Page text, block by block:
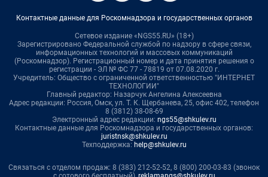
Контактные данные для Роскомнадзора и государственных органов
Сетевое издание «NGS55.RU» (18+)
Зарегистрировано Федеральной службой по надзору в сфере связи,
информационных технологий и массовых коммуникаций
(Роскомнадзор). Регистрационный номер и дата принятия решения о
регистрации - ЭЛ № ФС 77 - 78819 от 07.08.2020 г.
Учредитель: Общество с ограниченной ответственностью "ИНТЕРНЕТ
ТЕХНОЛОГИИ"
Главный редактор: Назарчук Ангелина Алексеевна
Адрес редакции: Россия, Омск, ул. Т. К. Щербанева, 25, офис 402, телефон
8 (3812) 38-08-69
Электронный адрес редакции: ngs55@shkulev.ru
Контактные данные для Роскомнадзора и государственных органов:
juristnsk@shkulev.ru
Техподдержка: help@shkulev.ru
Связаться с отделом продаж: 8 (383) 212-52-52, 8 (800) 200-03-83 (звонок